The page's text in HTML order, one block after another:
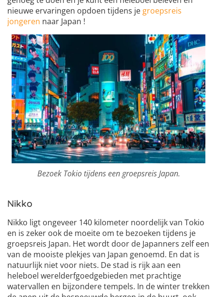
nieuwe ervaringen opdoen tijdens je groepsreis
jongeren naar Japan !
Bezoek Tokio tijdens een groepsreis Japan.
Nikko
Nikko ligt ongeveer 140 kilometer noordelijk van Tokio
en is zeker ook de moeite om te bezoeken tijdens je
groepsreis Japan. Het wordt door de Japanners zelf een
van de mooiste plekjes van Japan genoemd. En dat is
natuurlijk niet voor niets. De stad is rijk aan een
heleboel werelderfgoedgebieden met prachtige
watervallen en bijzondere tempels. In de winter trekken